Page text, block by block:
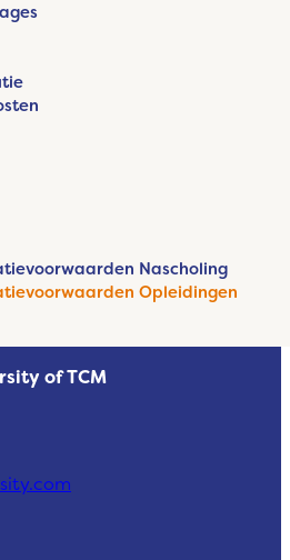
Nascholing
Opleidingen
of TCM